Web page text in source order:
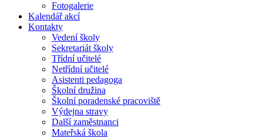
Fotogalerie
Kalendář akcí
Kontakty
Vedení školy
Sekretariát školy
Třídní učitelé
Netřídní učitelé
Asistenti pedagoga
Školní družina
Školní poradenské pracoviště
Výdejna stravy
Další zaměstnanci
Mateřská škola